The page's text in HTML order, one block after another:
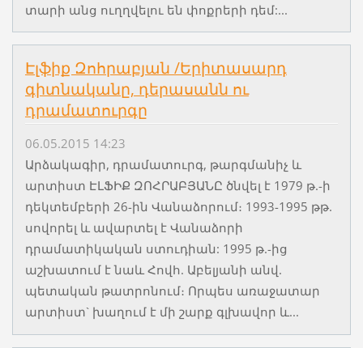
տարի անց ուղղվելու են փոքրերի դեմ:...
Էլֆիք Զոհրաբյան /Երիտասարդ
գիտնականը, դերասանն ու
դրամատուրգը
06.05.2015 14:23
Արձակագիր, դրամատուրգ, թարգմանիչ և
արտիստ ԷԼՖԻՔ ԶՈՀՐԱԲՅԱՆԸ ծնվել է 1979 թ.-ի
դեկտեմբերի 26-ին Վանաձորում։ 1993-1995 թթ.
սովորել և ավարտել է Վանաձորի
դրամատիկական ստուդիան: 1995 թ.-ից
աշխատում է նաև Հովհ. Աբելյանի անվ.
պետական թատրոնում։ Որպես առաջատար
արտիստ` խաղում է մի շարք գլխավոր և...